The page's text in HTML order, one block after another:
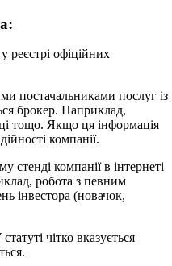
реєстрі офіційних
постачальниками послуг із
брокер. Наприклад,
тощо. Якщо ця інформація
компанії.
стенді компанії в інтернеті
робота з певним
інвестора (новачок,
чітко вказується